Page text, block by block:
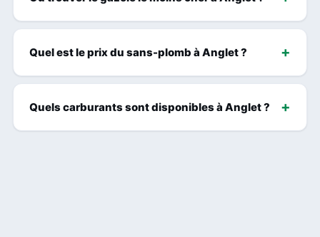
Quel est le prix du sans-plomb à Anglet ?
Quels carburants sont disponibles à Anglet ?